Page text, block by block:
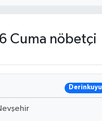
Cuma nöbetçi
Derinkuyu